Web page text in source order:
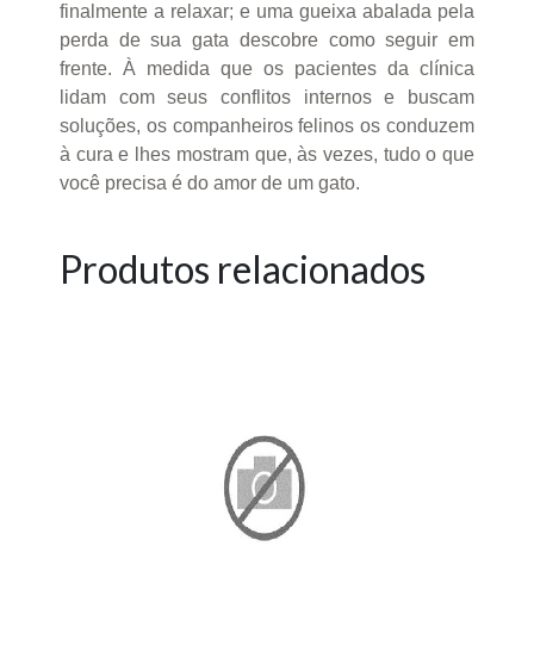
finalmente a relaxar; e uma gueixa abalada pela
perda de sua gata descobre como seguir em
frente. À medida que os pacientes da clínica
lidam com seus conflitos internos e buscam
soluções, os companheiros felinos os conduzem
à cura e lhes mostram que, às vezes, tudo o que
você precisa é do amor de um gato.
Produtos relacionados